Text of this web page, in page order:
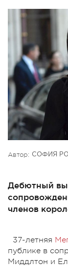
Автор: СОФИЯ
Дебютный
членов
37-летняя
публике в
Миддлтон и